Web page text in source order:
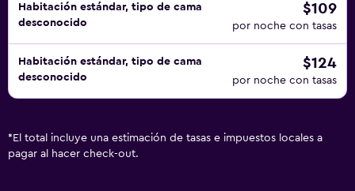
Habitación estándar, tipo de cama
desconocido
$109
por noche con tasas
Habitación estándar, tipo de cama
desconocido
$124
por noche con tasas
* El total incluye una estimación de tasas e impuestos locales a
pagar al hacer check-out.